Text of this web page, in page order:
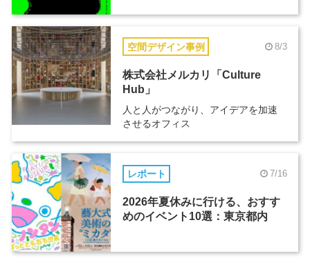
空間デザイン事例 8/3
株式会社メルカリ「Culture
Hub」
人と人がつながり、アイデアを加速
させるオフィス
レポート 7/16
2026年夏休みに行ける、おすす
めのイベント10選：東京都内